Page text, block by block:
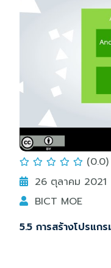
(0.0)
26 ตุลาคม 2021
BICT MOE
5.5 การสร้างโปรแ